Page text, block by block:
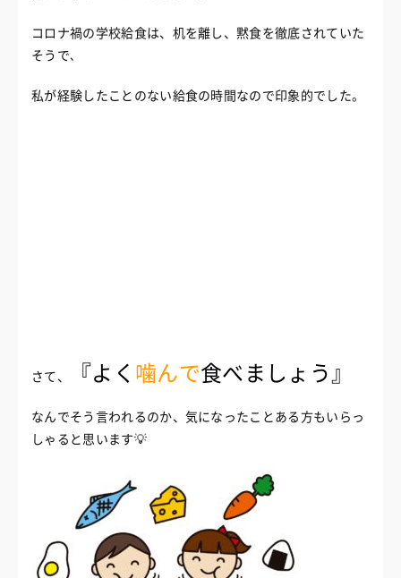
コロナ禍の学校給食は、机を離し、黙食を徹底されていた
そうで､
私が経験したことのない給食の時間なので印象的でした。
さて、 『よく 噛んで食べましょう』
なんでそう言われるのか、 気になったことある方もいらっ
しゃると思います💡